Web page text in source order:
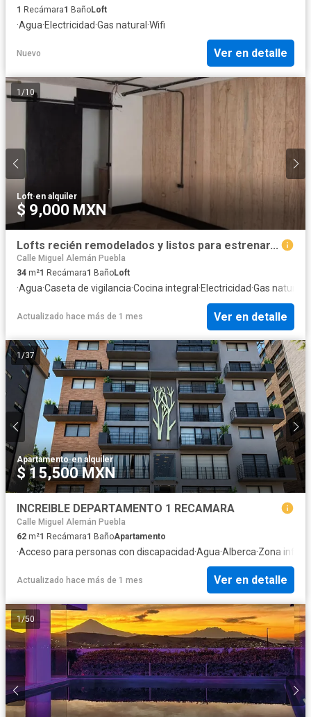
1 Recámara1 BañoLoft
·Agua·Electricidad·Gas natural ·Wifi
Nuevo Ver en detalle
1 /10
Loft·en alquiler
$ 9,000 MXN
Lofts recién remodelados y listos para estrenar...
Calle Miguel Alemán Puebla
34 m²1 Recámara1 BañoLoft
·Agua·Caseta de vigilancia·Cocina integral ·Electricidad·Gas natural
Actualizado hace más de 1 mes Ver en detalle
1 /37
Apartamento·en alquiler
$ 15,500 MXN
INCREIBLE DEPARTAMENTO 1 RECAMARA
Calle Miguel Alemán Puebla
62 m²1 Recámara1 BañoApartamento
·Acceso para personas con discapacidad·Agua·Alberca·Zona
Actualizado hace más de 1 mes Ver en detalle
1/50